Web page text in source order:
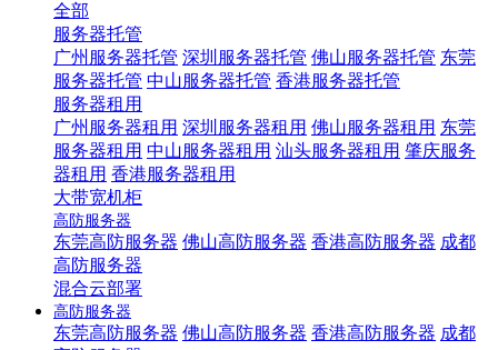
全部
服务器托管
广州服务器托管 深圳服务器托管 佛山服务器托管 东莞
服务器托管 中山服务器托管 香港服务器托管
服务器租用
广州服务器租用 深圳服务器租用 佛山服务器租用 东莞
服务器租用 中山服务器租用 汕头服务器租用 肇庆服务
器租用 香港服务器租用
大带宽机柜
高防服务器
东莞高防服务器 佛山高防服务器 香港高防服务器 成都
高防服务器
混合云部署
高防服务器
东莞高防服务器 佛山高防服务器 香港高防服务器 成都